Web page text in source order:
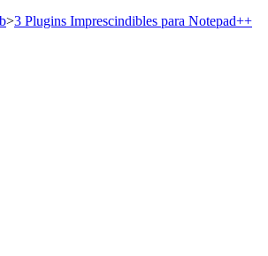
>3 Plugins Imprescindibles para Notepad++